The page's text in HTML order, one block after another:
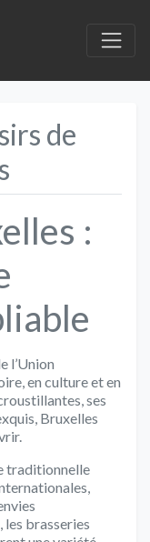
de
:
l’Union
en culture et en
ses
Bruxelles
traditionnelle
les brasseries